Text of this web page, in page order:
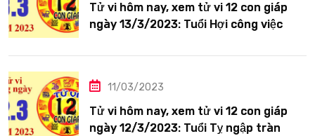
Tử vi hôm nay, xem tử vi 12 con giáp
ngày 13/3/2023: Tuổi Hợi công việc
11/03/2023
Tử vi hôm nay, xem tử vi 12 con giáp
ngày 12/3/2023: Tuổi Tỵ ngập tràn